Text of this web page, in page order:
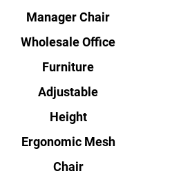
Manager Chair
Wholesale Office
Furniture
Adjustable
Height
Ergonomic Mesh
Chair